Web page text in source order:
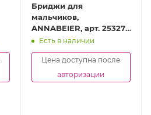
Бриджи для
мальчиков,
ANNABEIER, арт. 25327-
ChЕсть в наличии
Цена доступна после
авторизации